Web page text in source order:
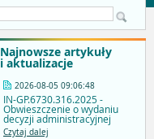
Najnowsze artykuły
i aktualizacje
2026-08-05 09:06:48
IN-GP.6730.316.2025 -
Obwieszczenie o wydaniu
decyzji administracyjnej
Czytaj dalej